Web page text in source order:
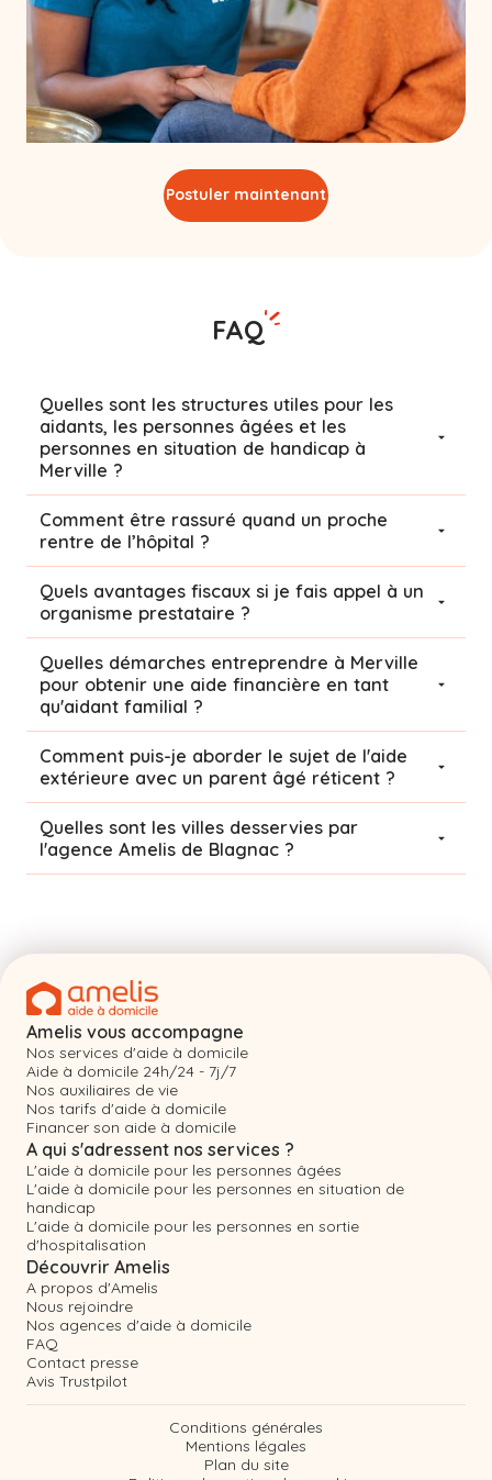
Postuler maintenant
FAQ
Quelles sont les structures utiles pour les
aidants, les personnes âgées et les
personnes en situation de handicap à
Merville ?
Comment être rassuré quand un proche
rentre de l’hôpital ?
Quels avantages fiscaux si je fais appel à un
organisme prestataire ?
Quelles démarches entreprendre à Merville
pour obtenir une aide financière en tant
qu'aidant familial ?
Comment puis-je aborder le sujet de l'aide
extérieure avec un parent âgé réticent ?
Quelles sont les villes desservies par
l'agence Amelis de Blagnac ?
Amelis vous accompagne
Nos services d'aide à domicile
Aide à domicile 24h/24 - 7j/7
Nos auxiliaires de vie
Nos tarifs d'aide à domicile
Financer son aide à domicile
A qui s'adressent nos services ?
L'aide à domicile pour les personnes âgées
L'aide à domicile pour les personnes en situation de
handicap
L'aide à domicile pour les personnes en sortie
d'hospitalisation
Découvrir Amelis
A propos d'Amelis
Nous rejoindre
Nos agences d'aide à domicile
FAQ
Contact presse
Avis Trustpilot
Conditions générales
Mentions légales
Plan du site